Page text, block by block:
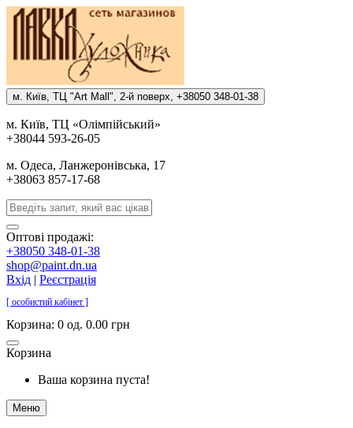
м. Киïв, ТЦ "Art Mall", 2-й поверх, +38050 348-01-38
м. Киïв, ТЦ «Олiмпiйський»
+38044 593-26-05
м. Одеса, Ланжеронiвська, 17
+38063 857-17-68
Оптові продажі:
+38050 348-01-38
shop@paint.dn.ua
Вхід | Реєстрація
[ особистий кабінет ]
Корзина: 0 од. 0.00 грн
Корзина
Ваша корзина пуста!
Меню